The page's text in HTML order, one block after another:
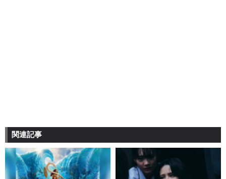
関連記事